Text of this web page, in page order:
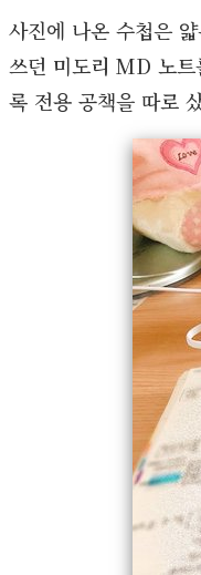
사진에 나온 수첩은
쓰던 미도리 MD 노트
록 전용 공책을 따로